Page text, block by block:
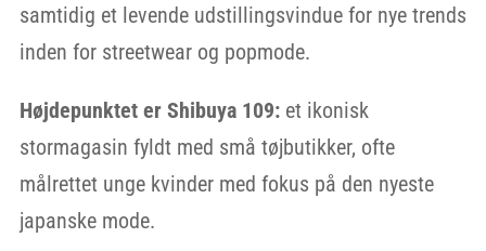
samtidig et levende udstillingsvindue for nye trends
inden for streetwear og popmode.
Højdepunktet er Shibuya 109:et ikonisk
stormagasin fyldt med små tøjbutikker, ofte
målrettet unge kvinder med fokus på den nyeste
japanske mode.